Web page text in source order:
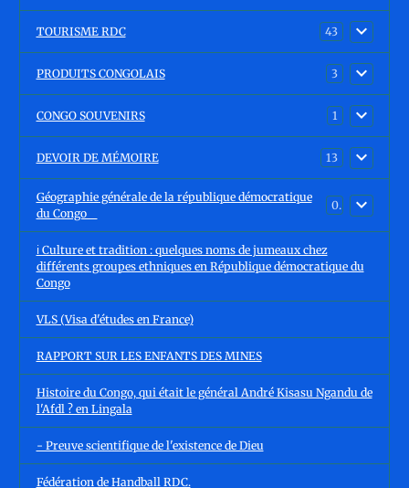
TOURISME RDC 43
PRODUITS CONGOLAIS 3
CONGO SOUVENIRS 1
DEVOIR DE MÉMOIRE 13
Géographie générale de la république démocratique
du Congo
0
ℹ️ Culture et tradition : quelques noms de jumeaux chez
différents groupes ethniques en République démocratique du
Congo
VLS (Visa d'études en France)
RAPPORT SUR LES ENFANTS DES MINES
Histoire du Congo, qui était le général André Kisasu Ngandu de
l'Afdl ? en Lingala
- Preuve scientifique de l'existence de Dieu
Fédération de Handball RDC.